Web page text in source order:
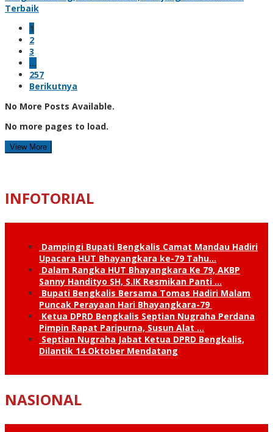
Terbaik
1
2
3
…
257
Berikutnya
No More Posts Available.
No more pages to load.
View More
INFOTORIAL
Dampingi Bupati Bengkalis Camat Mandau Hadiri
Upacara HUT Bhayangkara ke-79 Tahu…
Dalam Rangka HUT Bhayangkara Ke 79, AKBP
Sanny Handityo SH, S.IK Resmikan Panti …
Bupati Bengkalis Bersama Tomas Hadiri Malam
Puncak Perayaan Hari Bhayangkara-79
Ketua DPRD Bengkalis Septian Nugraha Perdana
Pimpin Rapat Paripurna, Susun Alat …
Septian Nugraha Jabat Ketua DPRD Bengkalis,
Dilantik 14 Oktober Mendatang
NASIONAL